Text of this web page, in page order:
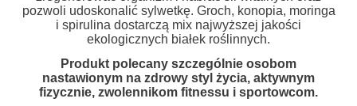
pozwoli udoskonalić sylwetkę. Groch, konopia, moringa
i spirulina dostarczą mix najwyższej jakości
ekologicznych białek roślinnych.
Produkt polecany szczególnie osobom
nastawionym na zdrowy styl życia, aktywnym
fizycznie, zwolennikom fitnessu i sportowcom.